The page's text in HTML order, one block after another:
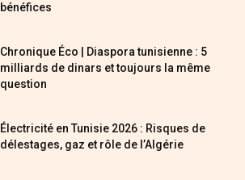
bénéfices
Chronique Éco | Diaspora tunisienne : 5
milliards de dinars et toujours la même
question
Électricité en Tunisie 2026 : Risques de
délestages, gaz et rôle de l’Algérie